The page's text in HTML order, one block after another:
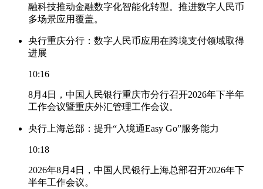
融科技推动金融数字化智能化转型。推进数字人民币
多场景应用覆盖。
央行重庆分行：数字人民币应用在跨境支付领域取得
进展
10:16
8月4日，中国人民银行重庆市分行召开2026年下半年
工作会议暨重庆外汇管理工作会议。
央行上海总部：提升“入境通Easy Go”服务能力
10:18
2026年8月4日，中国人民银行上海总部召开2026年下
半年工作会议。